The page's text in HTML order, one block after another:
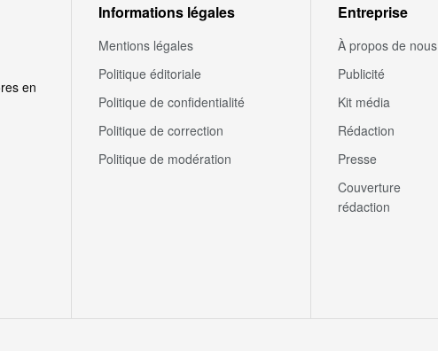
en
Informations légales
Mentions légales
Politique éditoriale
Politique de confidentialité
Politique de correction
Politique de modération
Entreprise
À propos de nous
Publicité
Kit média
Rédaction
Presse
Couverture
rédaction